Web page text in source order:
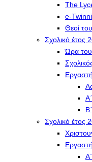
The
e-
Θεοί
Σχολικό έτος
Ώρα
Σχολικό έτος